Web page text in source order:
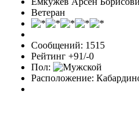
Ветеран
Сообщений: 1515
Рейтинг +91/-0
Пол:
Расположение: